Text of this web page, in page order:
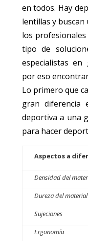
en todos. Hay
lentillas y buscan
los
tipo de
especialistas en
por eso
Lo primero que
gran diferencia
deportiva a una
para hacer
Aspectos a
Densidad del
Dureza del material
Sujeciones
Ergonomía